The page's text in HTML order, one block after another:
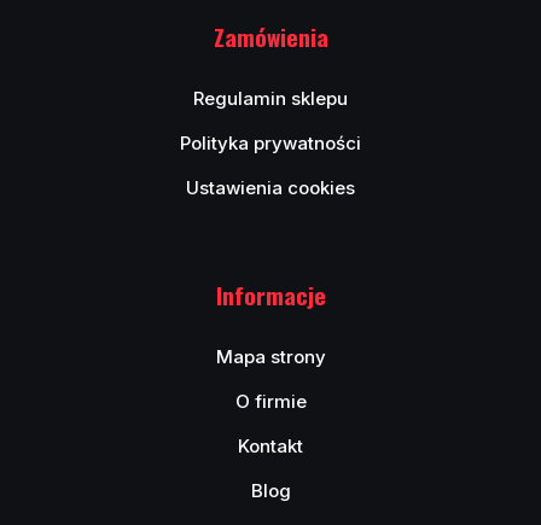
Zamówienia
Regulamin sklepu
Polityka prywatności
Ustawienia cookies
Informacje
Mapa strony
O firmie
Kontakt
Blog